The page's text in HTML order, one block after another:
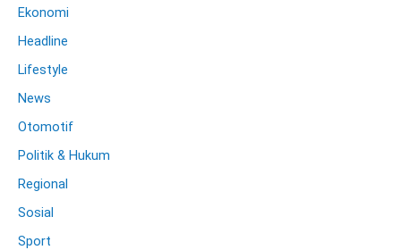
Ekonomi
Headline
Lifestyle
News
Otomotif
Politik & Hukum
Regional
Sosial
Sport